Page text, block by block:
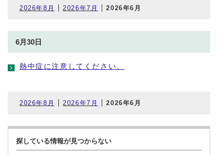
2026年8月 2026年7月 2026年6月
6月30日
熱中症に注意してください。
2026年8月 2026年7月 2026年6月
探している情報が見つからない